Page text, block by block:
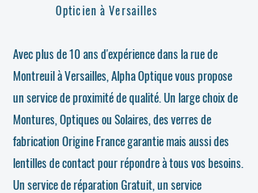
Opticien à Versailles
Avec plus de 10 ans d'expérience dans la rue de
Montreuil à Versailles, Alpha Optique vous propose
un service de proximité de qualité. Un large choix de
Montures, Optiques ou Solaires, des verres de
fabrication Origine France garantie mais aussi des
lentilles de contact pour répondre à tous vos besoins.
Un service de réparation Gratuit, un service